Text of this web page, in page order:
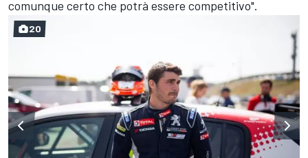
comunque certo che potrà essere competitivo".
20